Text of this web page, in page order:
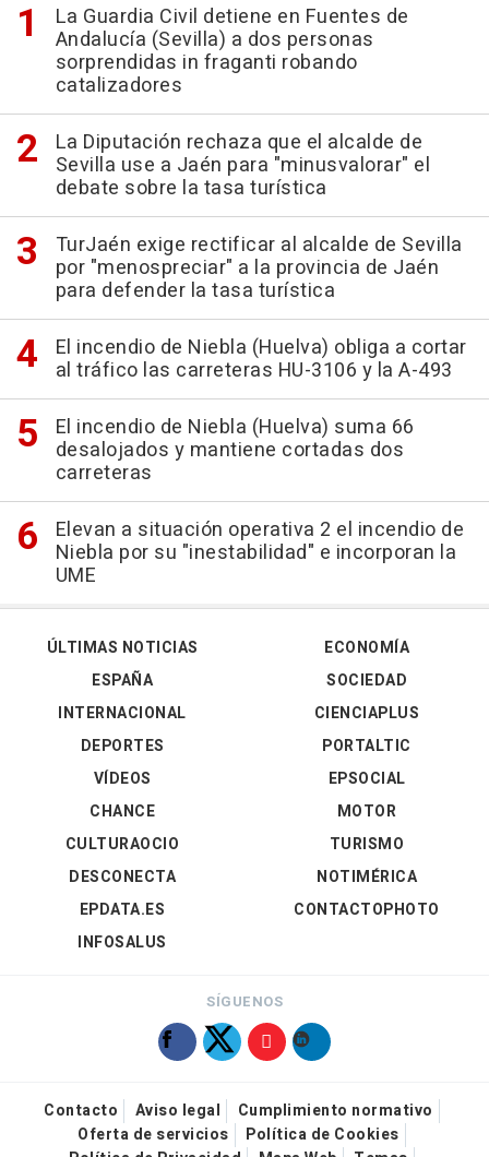
La Guardia Civil detiene en Fuentes de
Andalucía (Sevilla) a dos personas
sorprendidas in fraganti robando
catalizadores
La Diputación rechaza que el alcalde de
Sevilla use a Jaén para "minusvalorar" el
debate sobre la tasa turística
TurJaén exige rectificar al alcalde de Sevilla
por "menospreciar" a la provincia de Jaén
para defender la tasa turística
El incendio de Niebla (Huelva) obliga a cortar
al tráfico las carreteras HU-3106 y la A-493
El incendio de Niebla (Huelva) suma 66
desalojados y mantiene cortadas dos
carreteras
Elevan a situación operativa 2 el incendio de
Niebla por su "inestabilidad" e incorporan la
UME
ÚLTIMAS NOTICIAS
ESPAÑA
INTERNACIONAL
DEPORTES
VÍDEOS
ECONOMÍA
SOCIEDAD
CIENCIAPLUS
PORTALTIC
EPSOCIAL
CHANCE
CULTURAOCIO
DESCONECTA
EPDATA.ES
INFOSALUS
MOTOR
TURISMO
NOTIMÉRICA
CONTACTOPHOTO
SÍGUENOS
Contacto Aviso legal
Cumplimiento normativo
Oferta de servicios
Política de Cookies